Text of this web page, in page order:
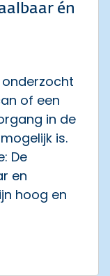
én
of een
in de
is.
De
en
hoog en
N247